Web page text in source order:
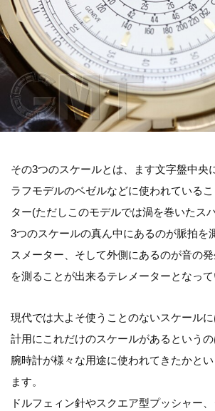
その3つのスケールとは、ます文字盤中央
ラフモデルのベゼルなどに使われている
ター(ただしこのモデルでは渦を巻いたス
3つのスケールの真ん中にあるのが脈拍を
スメーター、そして外側にあるのが音の
を測ることが出来るテレメーターとなって
現代では大よそ使うことのないスケール
計用にこれだけのスケールがあるという
腕時計が様々な用途に使われてきたかと
ます。
ドルフェィン針やスクエア型プッシャー